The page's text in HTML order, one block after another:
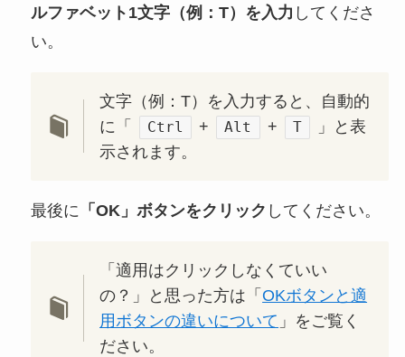
ルファベット1文字（例：T）を入力 してくださ
い。
文字（例：T）を入力すると、自動的
に「
Ctrl + Alt + T
」と表
示されます。
最後に 「OK」ボタンをクリック してください。
「適用はクリックしなくていい
の？」と思った方は「OKボタンと適
用ボタンの違いについて 」をご覧く
ださい。